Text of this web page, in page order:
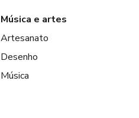
Música e artes
Artesanato
Desenho
Música